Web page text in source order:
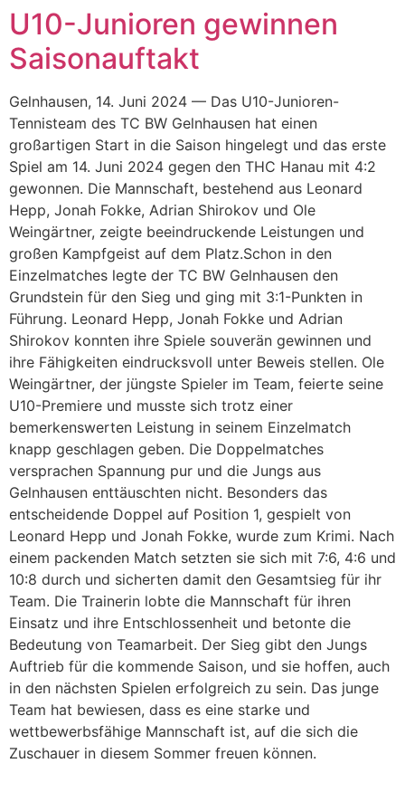
Zum
Inhalt
springen
U10-Junioren gewinnen
Saisonauftakt
Gelnhausen, 14. Juni 2024 — Das U10-Junioren-
Tennisteam des TC BW Gelnhausen hat einen
großartigen Start in die Saison hingelegt und das erste
Spiel am 14. Juni 2024 gegen den THC Hanau mit 4:2
gewonnen. Die Mannschaft, bestehend aus Leonard
Hepp, Jonah Fokke, Adrian Shirokov und Ole
Weingärtner, zeigte beeindruckende Leistungen und
großen Kampfgeist auf dem Platz.Schon in den
Einzelmatches legte der TC BW Gelnhausen den
Grundstein für den Sieg und ging mit 3:1-Punkten in
Führung. Leonard Hepp, Jonah Fokke und Adrian
Shirokov konnten ihre Spiele souverän gewinnen und
ihre Fähigkeiten eindrucksvoll unter Beweis stellen. Ole
Weingärtner, der jüngste Spieler im Team, feierte seine
U10-Premiere und musste sich trotz einer
bemerkenswerten Leistung in seinem Einzelmatch
knapp geschlagen geben. Die Doppelmatches
versprachen Spannung pur und die Jungs aus
Gelnhausen enttäuschten nicht. Besonders das
entscheidende Doppel auf Position 1, gespielt von
Leonard Hepp und Jonah Fokke, wurde zum Krimi. Nach
einem packenden Match setzten sie sich mit 7:6, 4:6 und
10:8 durch und sicherten damit den Gesamtsieg für ihr
Team. Die Trainerin lobte die Mannschaft für ihren
Einsatz und ihre Entschlossenheit und betonte die
Bedeutung von Teamarbeit. Der Sieg gibt den Jungs
Auftrieb für die kommende Saison, und sie hoffen, auch
in den nächsten Spielen erfolgreich zu sein. Das junge
Team hat bewiesen, dass es eine starke und
wettbewerbsfähige Mannschaft ist, auf die sich die
Zuschauer in diesem Sommer freuen können.